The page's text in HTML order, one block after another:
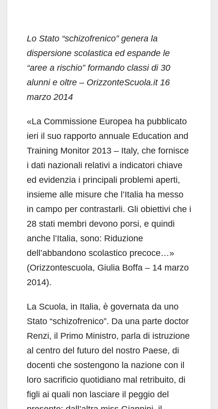
Lo Stato “schizofrenico” genera la
dispersione scolastica ed espande le
“aree a rischio” formando classi di 30
alunni e oltre – OrizzonteScuola.it 16
marzo 2014
«La Commissione Europea ha pubblicato
ieri il suo rapporto annuale Education and
Training Monitor 2013 – Italy, che fornisce
i dati nazionali relativi a indicatori chiave
ed evidenzia i principali problemi aperti,
insieme alle misure che l’Italia ha messo
in campo per contrastarli. Gli obiettivi che i
28 stati membri devono porsi, e quindi
anche l’Italia, sono: Riduzione
dell’abbandono scolastico precoce…»
(Orizzontescuola, Giulia Boffa – 14 marzo
2014).
La Scuola, in Italia, è governata da uno
Stato “schizofrenico”. Da una parte doctor
Renzi, il Primo Ministro, parla di istruzione
al centro del futuro del nostro Paese, di
docenti che sostengono la nazione con il
loro sacrificio quotidiano mal retribuito, di
figli ai quali non lasciare il peggio del